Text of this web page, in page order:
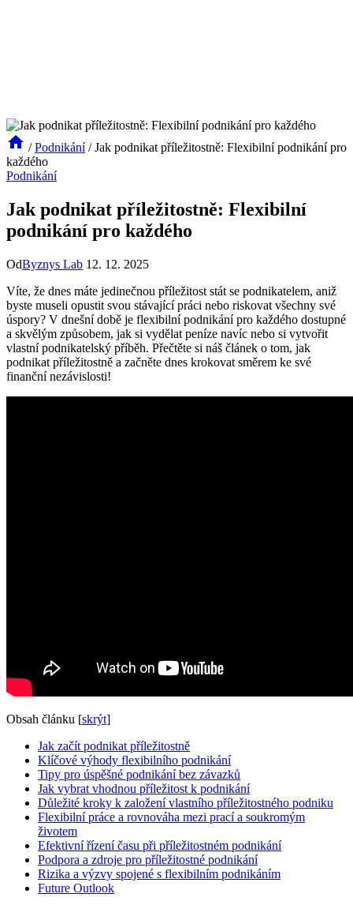
/ Podnikání / Jak podnikat příležitostně: Flexibilní podnikání pro
každého
Podnikání
Jak podnikat příležitostně: Flexibilní
podnikání pro každého
OdByznys Lab 12. 12. 2025
Víte, že dnes máte jedinečnou příležitost stát se podnikatelem, aniž
byste museli opustit svou stávající práci nebo riskovat všechny své
úspory? V dnešní době je flexibilní podnikání pro každého dostupné
a skvělým způsobem, jak si vydělat peníze navíc nebo si vytvořit
vlastní podnikatelský příběh. Přečtěte si náš článek o tom, jak
podnikat příležitostně a začněte dnes krokovat směrem ke své
finanční nezávislosti!
Obsah článku [skrýt]
Jak začít podnikat příležitostně
Klíčové výhody flexibilního podnikání
Tipy pro úspěšné podnikání bez závazků
Jak vybrat vhodnou příležitost k podnikání
Důležité kroky k založení vlastního příležitostného podniku
Flexibilní práce a rovnováha mezi prací a soukromým
životem
Efektivní řízení času při příležitostném podnikání
Podpora a zdroje pro příležitostné podnikání
Rizika a výzvy spojené s flexibilním podnikáním
Future Outlook